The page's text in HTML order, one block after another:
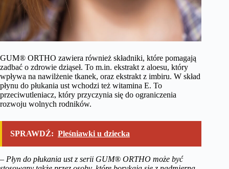
GUM® ORTHO zawiera również składniki, które pomagają
zadbać o zdrowie dziąseł. To m.in. ekstrakt z aloesu, który
wpływa na nawilżenie tkanek, oraz ekstrakt z imbiru. W skład
płynu do płukania ust wchodzi też witamina E. To
przeciwutleniacz, który przyczynia się do ograniczenia
rozwoju wolnych rodników.
SPRAWDŹ: Pleśniawki u dziecka
– Płyn do płukania ust z serii GUM® ORTHO może być